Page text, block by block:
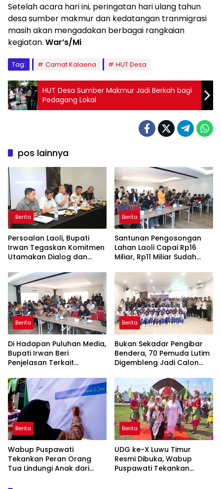
Setelah acara hari ini, peringatan hari ulang tahun
desa sumber makmur dan kedatangan tranmigrasi
masih akan mengadakan berbagai rangkaian
kegiatan. War’s/Mi
Tag: Camat Kalaena HUT Desa
HUT Desa Sumber Makmur Jadi Berkah bagi
Pedagang Lokal
pos lainnya
Berita
Persoalan Laoli, Bupati
Irwan Tegaskan Komitmen
Utamakan Dialog dan
Berita
Santunan Pengosongan
Lahan Laoli Capai Rp16
Miliar, Rp11 Miliar Sudah
Berita
Di Hadapan Puluhan Media,
Bupati Irwan Beri
Penjelasan Terkait
Berita
‎Bukan Sekadar Pengibar
Bendera, 70 Pemuda Lutim
Digembleng Jadi Calon
Berita
Wabup Puspawati
Tekankan Peran Orang
Tua Lindungi Anak dari
Gawai
Berita
UDG ke-X Luwu Timur
Resmi Dibuka, Wabup
Puspawati Tekankan